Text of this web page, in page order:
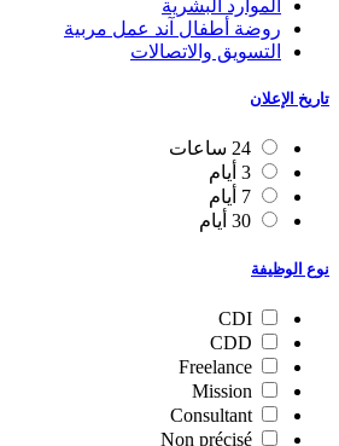
الموارد البشرية
روضة أطفال آند عمل مربية
التسويق والاتصالات
تاريخ الإعلان
24 ساعات
3 أيام
7 أيام
30 أيام
نوع الوظيفة
CDI
CDD
Freelance
Mission
Consultant
Non précisé